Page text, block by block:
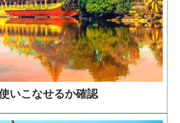
いこなせるか確認